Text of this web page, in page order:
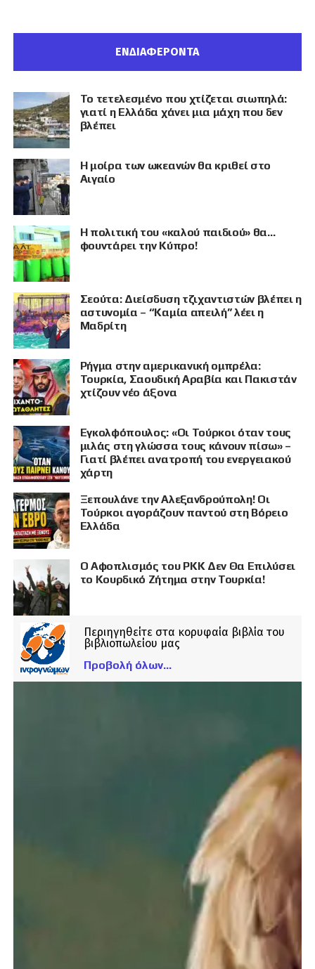
ΕΝΔΙΑΦΕΡΟΝΤΑ
Το τετελεσμένο που χτίζεται σιωπηλά:
γιατί η Ελλάδα χάνει μια μάχη που δεν
βλέπει
Η μοίρα των ωκεανών θα κριθεί στο
Αιγαίο
Η πολιτική του «καλού παιδιού» θα…
φουντάρει την Κύπρο!
Σεούτα: Διείσδυση τζιχαντιστών βλέπει η
αστυνομία – “Καμία απειλή” λέει η
Μαδρίτη
Ρήγμα στην αμερικανική ομπρέλα:
Τουρκία, Σαουδική Αραβία και Πακιστάν
χτίζουν νέο άξονα
Εγκολφόπουλος: «Οι Τούρκοι όταν τους
μιλάς στη γλώσσα τους κάνουν πίσω» –
Γιατί βλέπει ανατροπή του ενεργειακού
χάρτη
Ξεπουλάνε την Αλεξανδρούπολη! Οι
Τούρκοι αγοράζουν παντού στη Βόρειο
Ελλάδα
Ο Αφοπλισμός του PKK Δεν Θα Επιλύσει
το Κουρδικό Ζήτημα στην Τουρκία!
Περιηγηθείτε στα κορυφαία βιβλία του
βιβλιοπωλείου μας
Προβολή όλων